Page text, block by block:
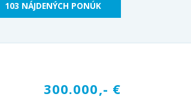
103 NÁJDENÝCH PONÚK
300.000,- €